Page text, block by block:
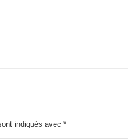
indiqués avec *